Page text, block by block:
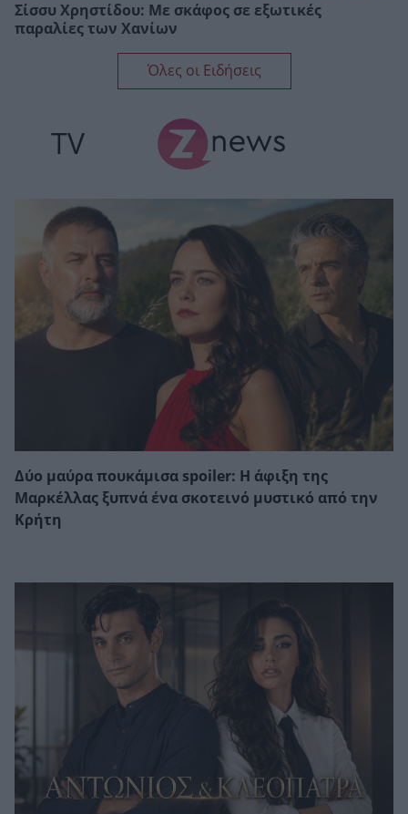
Σίσσυ Χρηστίδου: Με σκάφος σε εξωτικές
παραλίες των Χανίων
Όλες οι Ειδήσεις
TV
Δύο μαύρα πουκάμισα spoiler: Η άφιξη της
Μαρκέλλας ξυπνά ένα σκοτεινό μυστικό από την
Κρήτη